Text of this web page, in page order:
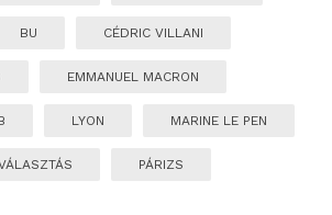
BU CÉDRIC VILLANI
EMMANUEL MACRON
LYON MARINE LE PEN
PÁRIZS